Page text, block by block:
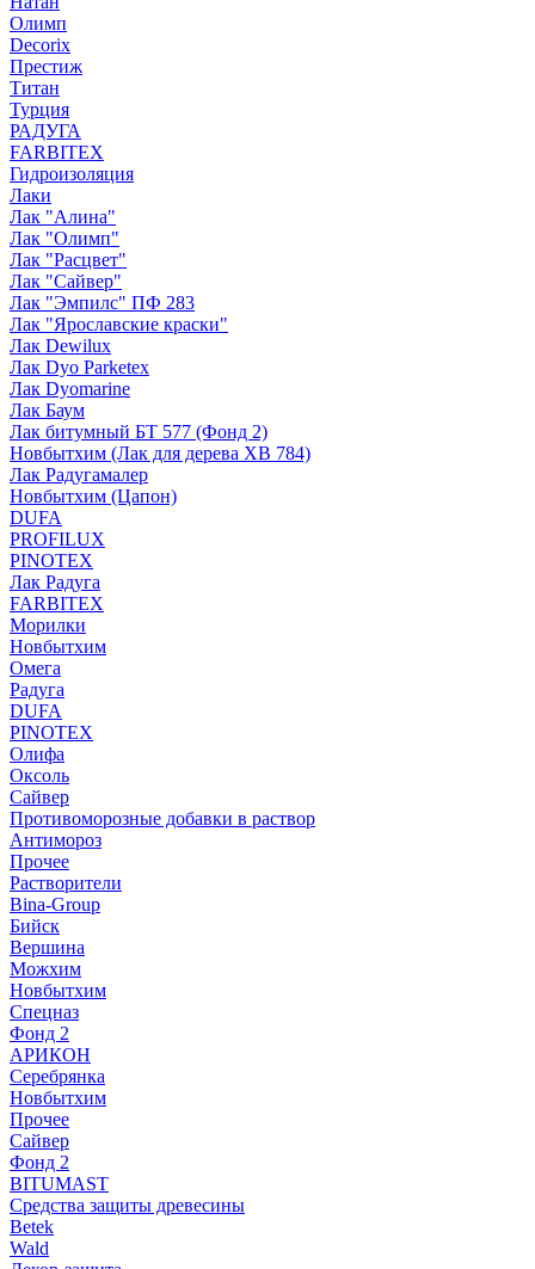
Олимп
Decorix
Престиж
Титан
Турция
РАДУГА
FARBITEX
Гидроизоляция
Лаки
Лак "Алина"
Лак "Олимп"
Лак "Расцвет"
Лак "Сайвер"
Лак "Эмпилс" ПФ 283
Лак "Ярославские краски"
Лак Dewilux
Лак Dyo Parketex
Лак Dyomarine
Лак Баум
Лак битумный БТ 577 (Фонд 2)
Новбытхим (Лак для дерева ХВ 784)
Лак Радугамалер
Новбытхим (Цапон)
DUFA
PROFILUX
PINOTEX
Лак Радуга
FARBITEX
Морилки
Новбытхим
Омега
Радуга
DUFA
PINOTEX
Олифа
Оксоль
Сайвер
Противоморозные добавки в раствор
Антимороз
Прочее
Растворители
Bina-Group
Бийск
Вершина
Можхим
Новбытхим
Спецназ
Фонд 2
АРИКОН
Серебрянка
Новбытхим
Прочее
Сайвер
Фонд 2
BITUMAST
Средства защиты древесины
Betek
Wald